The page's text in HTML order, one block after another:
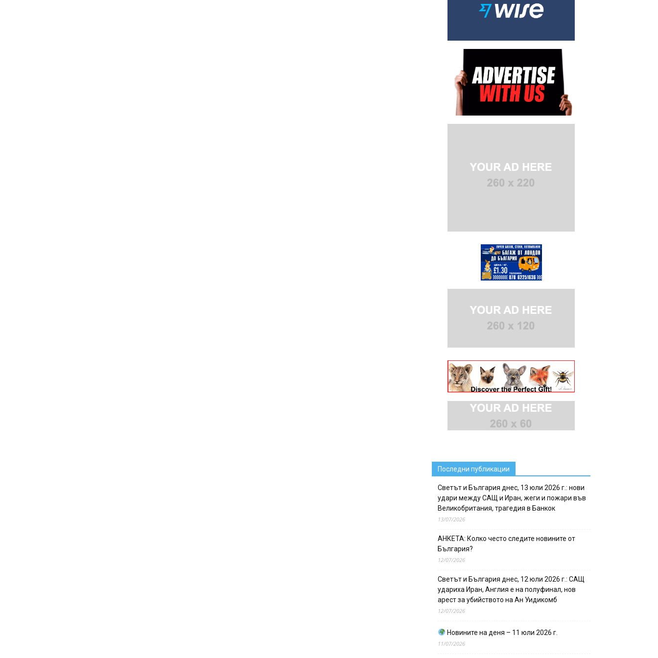
Последни публикации
Светът и България днес, 13 юли 2026 г.: нови
удари между САЩ и Иран, жеги и пожари във
Великобритания, трагедия в Банкок
13/07/2026
АНКЕТА: Колко често следите новините от
България?
12/07/2026
Светът и България днес, 12 юли 2026 г.: САЩ
удариха Иран, Англия е на полуфинал, нов
арест за убийството на Ан Уидикомб
12/07/2026
Новините на деня – 11 юли 2026 г.
11/07/2026